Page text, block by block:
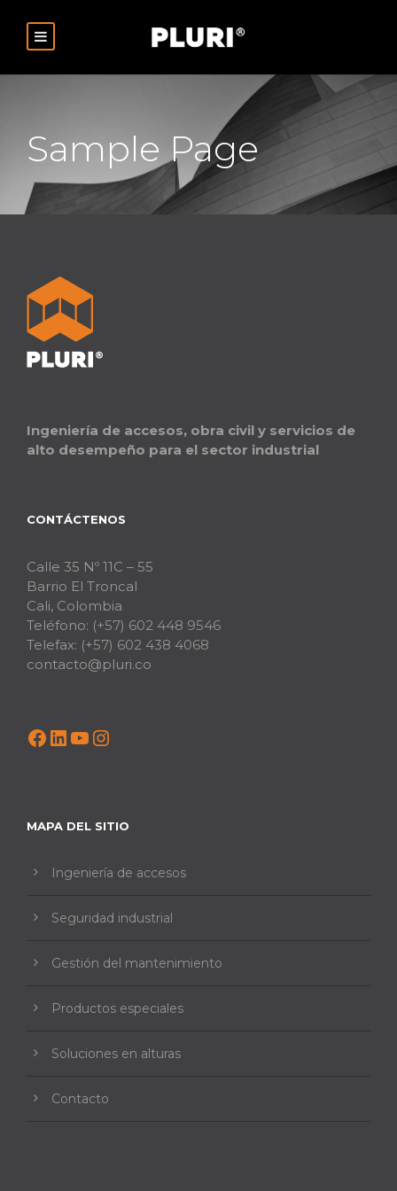
Sample Page
Ingeniería de accesos, obra civil y servicios de
alto desempeño para el sector industrial
CONTÁCTENOS
Calle 35 Nº 11C – 55
Barrio El Troncal
Cali, Colombia
Teléfono: (+57) 602 448 9546
Telefax: (+57) 602 438 4068
contacto@pluri.co
Facebook LinkedIn YouTube Instagram
MAPA DEL SITIO
Ingeniería de accesos
Seguridad industrial
Gestión del mantenimiento
Productos especiales
Soluciones en alturas
Contacto